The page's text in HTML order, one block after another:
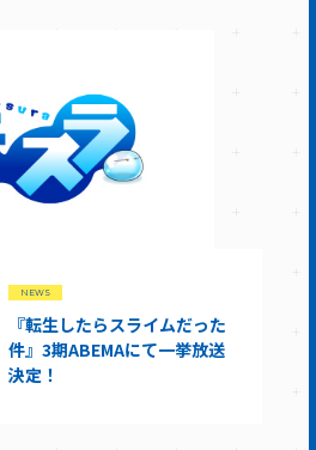
NEWS
『転生したらスライムだった
件』3期ABEMAにて一挙放送
決定！